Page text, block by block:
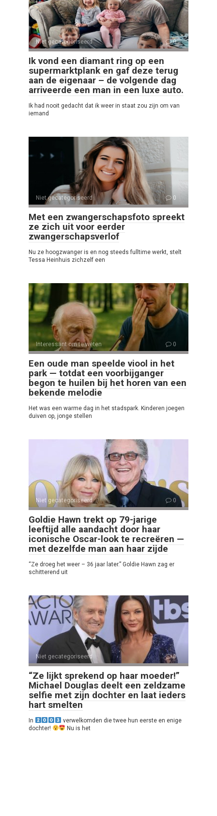
Niet gecategoriseerd 0
Ik vond een diamant ring op een
supermarktplank en gaf deze terug
aan de eigenaar – de volgende dag
arriveerde een man in een luxe auto.
Ik had nooit gedacht dat ik weer in staat zou zijn om van
iemand
Niet gecategoriseerd 0
Met een zwangerschapsfoto spreekt
ze zich uit voor eerder
zwangerschapsverlof
Nu ze hoogzwanger is en nog steeds fulltime werkt, stelt
Tessa Heinhuis zichzelf een
Interessant om te weten 0
Een oude man speelde viool in het
park — totdat een voorbijganger
begon te huilen bij het horen van een
bekende melodie
Het was een warme dag in het stadspark. Kinderen joegen
duiven op, jonge stellen
Niet gecategoriseerd 0
Goldie Hawn trekt op 79-jarige
leeftijd alle aandacht door haar
iconische Oscar-look te recreëren —
met dezelfde man aan haar zijde
“Ze droeg het weer – 36 jaar later.” Goldie Hawn zag er
schitterend uit
Niet gecategoriseerd 0
“Ze lijkt sprekend op haar moeder!”
Michael Douglas deelt een zeldzame
selfie met zijn dochter en laat ieders
hart smelten
In
verwelkomden die twee hun eerste en enige
dochter!
Nu is het